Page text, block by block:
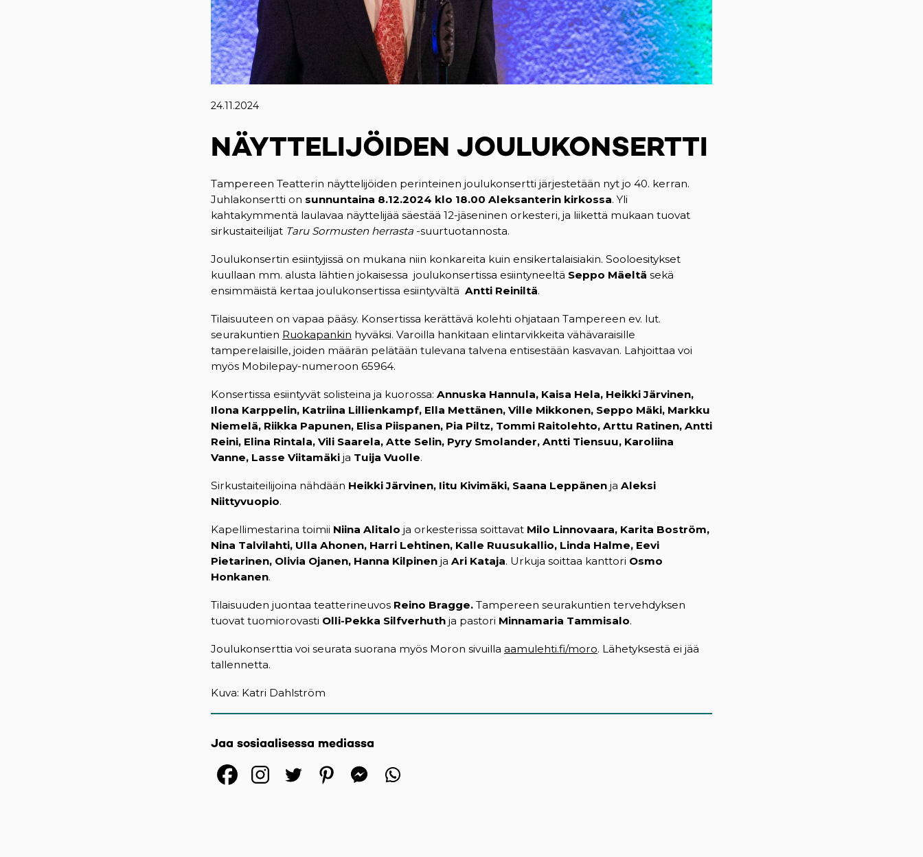
24.11.2024
NÄYTTELIJÖIDEN JOULUKONSERTTI
Tampereen Teatterin näyttelijöiden perinteinen joulukonsertti järjestetään nyt jo 40. kerran.
Juhlakonsertti on sunnuntaina 8.12.2024 klo 18.00 Aleksanterin kirkossa. Yli
kahtakymmentä laulavaa näyttelijää säestää 12-jäseninen orkesteri, ja liikettä mukaan tuovat
sirkustaiteilijat Taru Sormusten herrasta -suurtuotannosta.
Joulukonsertin esiintyjissä on mukana niin konkareita kuin ensikertalaisiakin. Sooloesitykset
kuullaan mm. alusta lähtien jokaisessa joulukonsertissa esiintyneeltä Seppo Mäeltä sekä
ensimmäistä kertaa joulukonsertissa esiintyvältä Antti Reiniltä.
Tilaisuuteen on vapaa pääsy. Konsertissa kerättävä kolehti ohjataan Tampereen ev. lut.
seurakuntien Ruokapankin hyväksi. Varoilla hankitaan elintarvikkeita vähävaraisille
tamperelaisille, joiden määrän pelätään tulevana talvena entisestään kasvavan. Lahjoittaa voi
myös Mobilepay-numeroon 65964.
Konsertissa esiintyvät solisteina ja kuorossa: Annuska Hannula, Kaisa Hela, Heikki Järvinen,
Ilona Karppelin, Katriina Lillienkampf, Ella Mettänen, Ville Mikkonen, Seppo Mäki, Markku
Niemelä, Riikka Papunen, Elisa Piispanen, Pia Piltz, Tommi Raitolehto, Arttu Ratinen, Antti
Reini, Elina Rintala, Vili Saarela, Atte Selin, Pyry Smolander, Antti Tiensuu, Karoliina
Vanne, Lasse Viitamäki ja Tuija Vuolle.
Sirkustaiteilijoina nähdään Heikki Järvinen, Iitu Kivimäki, Saana Leppänen ja Aleksi
Niittyvuopio.
Kapellimestarina toimii Niina Alitalo ja orkesterissa soittavat Milo Linnovaara, Karita Boström,
Nina Talvilahti, Ulla Ahonen, Harri Lehtinen, Kalle Ruusukallio, Linda Halme, Eevi
Pietarinen, Olivia Ojanen, Hanna Kilpinen ja Ari Kataja. Urkuja soittaa kanttori Osmo
Honkanen.
Tilaisuuden juontaa teatterineuvos Reino Bragge. Tampereen seurakuntien tervehdyksen
tuovat tuomiorovasti Olli-Pekka Silfverhuth ja pastori Minnamaria Tammisalo.
Joulukonserttia voi seurata suorana myös Moron sivuilla aamulehti.fi/moro. Lähetyksestä ei jää
tallennetta.
Kuva: Katri Dahlström
Jaa sosiaalisessa mediassa
(opens in a new tab)
(opens in a new tab)
(opens in a new tab)
(opens in a new tab)